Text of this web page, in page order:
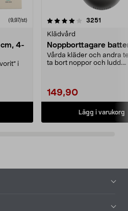
(9,97/st)
4-
i
3251
Klädvård
Noppborttagare
Vårda kläder och andra
ta bort noppor och ludd.
149,90
Lägg i varukorg
4.5av 5 stjärnor